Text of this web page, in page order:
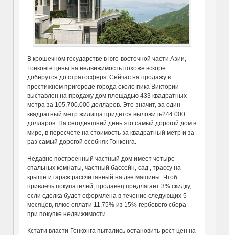
В крошечном государстве в юго-восточной части Азии,
Гонконге цены на недвижимость похоже вскоре
доберутся до стратосферs. Сейчас на продажу в
престижном пригороде города около пика Виктории
выставлен на продажу дом площадью 433 квадратных
метра за 105.700.000 долларов. Это значит, за один
квадратный метр жилища придется выложить244.000
долларов. На сегодняшний день это самый дорогой дом в
мире, в пересчете на стоимость за квадратный метр и за
раз самый дорогой особняк Гонконга.
Недавно построенный частный дом имеет четыре
спальных комнаты, частный бассейн, сад , трассу на
крыше и гараж рассчитанный на две машины. Чтоб
привлечь покупателей, продавец предлагает 3% скидку,
если сделка будет оформлена в течение следующих 5
месяцев, плюс оплати 11,75% из 15% гербового сбора
при покупке недвижимости.
Кстати власти Гонконга пытались остановить рост цен на